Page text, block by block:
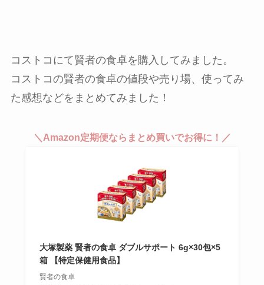
コストコにて賢者の食卓を購入してみました。
コストコの賢者の食卓の値段や売り場、使ってみ
た感想などをまとめてみました！
＼Amazon定期便ならまとめ買いでお得に！／
大塚製薬 賢者の食卓 ダブルサポート 6g×30包×5
箱 【特定保健用食品】
賢者の食卓